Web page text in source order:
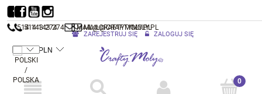
514 143 274 MAIL@CRAFTYMOLY.PL
ZAREJESTRUJ SIĘ ZALOGUJ SIĘ
514 143 274 MAIL@CRAFTYMOLY.PL